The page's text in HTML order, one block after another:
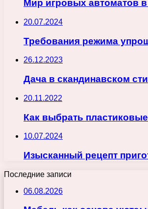
Мир игровых автоматов в
20.07.2024
Требования режима
26.12.2023
Дача в скандинавском
20.11.2022
Как выбрать
10.07.2024
Изысканный рецепт
Последние записи
06.08.2026